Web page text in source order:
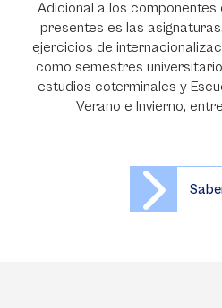
Adicional a los
presentes es las
ejercicios de
como semestres
estudios coterminales y
Verano e Invierno,